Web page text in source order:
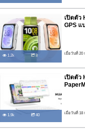
1.2k 8
เปิดตัว
GPS แ
เมื่อวันที่ 20
1.9k 40
เปิดตัว
เมื่อวันที่ 18